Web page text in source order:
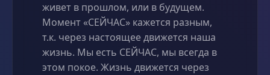
живет в прошлом, или в будущем.
Момент «СЕЙЧАС» кажется разным,
т.к. через настоящее движется наша
жизнь. Мы есть СЕЙЧАС, мы всегда в
этом покое. Жизнь движется через